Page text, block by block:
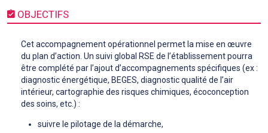
OBJECTIFS
Cet accompagnement opérationnel permet la mise en œuvre
du plan d’action. Un suivi global RSE de l’établissement pourra
être complété par l’ajout d’accompagnements spécifiques (ex :
diagnostic énergétique, BEGES, diagnostic qualité de l’air
intérieur, cartographie des risques chimiques, écoconception
des soins, etc.) :
suivre le pilotage de la démarche,